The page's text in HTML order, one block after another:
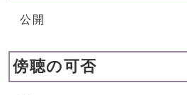
公開
傍聴の可否